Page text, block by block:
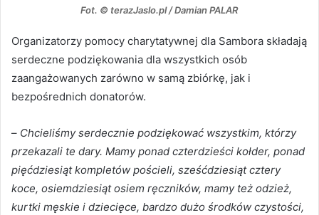
Fot. © terazJaslo.pl / Damian PALAR
Organizatorzy pomocy charytatywnej dla Sambora składają
serdeczne podziękowania dla wszystkich osób
zaangażowanych zarówno w samą zbiórkę, jak i
bezpośrednich donatorów.
– Chcieliśmy serdecznie podziękować wszystkim, którzy
przekazali te dary. Mamy ponad czterdzieści kołder, ponad
pięćdziesiąt kompletów pościeli, sześćdziesiąt cztery
koce, osiemdziesiąt osiem ręczników, mamy też odzież,
kurtki męskie i dziecięce, bardzo dużo środków czystości,